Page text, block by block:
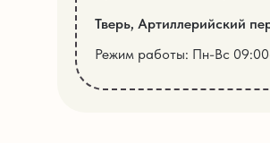
Режим работы: Пн-Вс
Тверь, Артиллерийский